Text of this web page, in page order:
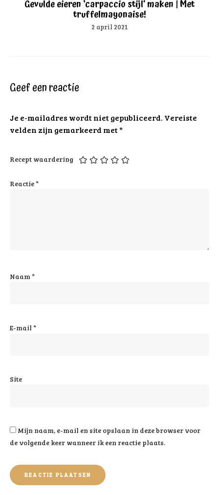
Gevulde eieren ‘carpaccio stijl’ maken | Met
truffelmayonaise!
2 april 2021
Geef een reactie
Je e-mailadres wordt niet gepubliceerd. Vereiste
velden zijn gemarkeerd met*
Recept waardering
Reactie*
Naam *
E-mail *
Site
Mijn naam, e-mail en site opslaan in deze browser voor
de volgende keer wanneer ik een reactie plaats.